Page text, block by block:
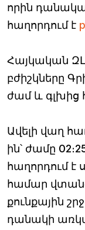
որին
հաղորդում է
Հայկական
բժիշկները
ժամ և գլխից
Ավելի վաղ
ին՝ ժամը
հաղորդում է
համար
քունքային
դանակի